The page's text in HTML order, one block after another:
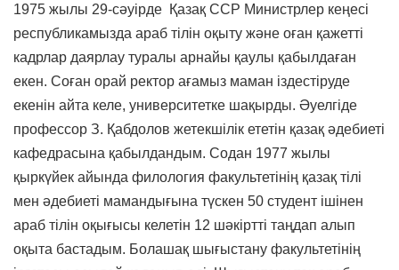
1975 жылы 29-сәуірде Қазақ ССР Министрлер кеңесі
республикамызда араб тілін оқыту және оған қажетті
кадрлар даярлау туралы арнайы қаулы қабылдаған
екен. Соған орай ректор ағамыз маман іздестіруде
екенін айта келе, университетке шақырды. Әуелгіде
профессор З. Қабдолов жетекшілік ететін қазақ әдебиеті
кафедрасына қабылдандым. Содан 1977 жылы
қыркүйек айында филология факультетінің қазақ тілі
мен әдебиеті мамандығына түскен 50 студент ішінен
араб тілін оқығысы келетін 12 шәкіртті таңдап алып
оқыта бастадым. Болашақ шығыстану факультетінің